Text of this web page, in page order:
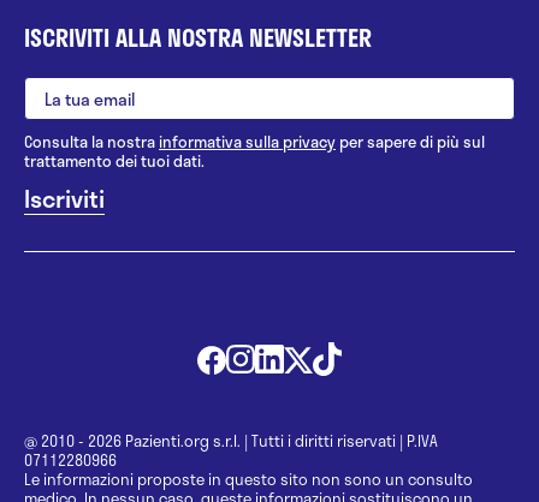
ISCRIVITI ALLA NOSTRA NEWSLETTER
Consulta la nostrainformativa sulla privacy per sapere di più sul
trattamento dei tuoi dati.
@ 2010 - 2026 Pazienti.org s.r.l. | Tutti i diritti riservati | P.IVA
07112280966
Le informazioni proposte in questo sito non sono un consulto